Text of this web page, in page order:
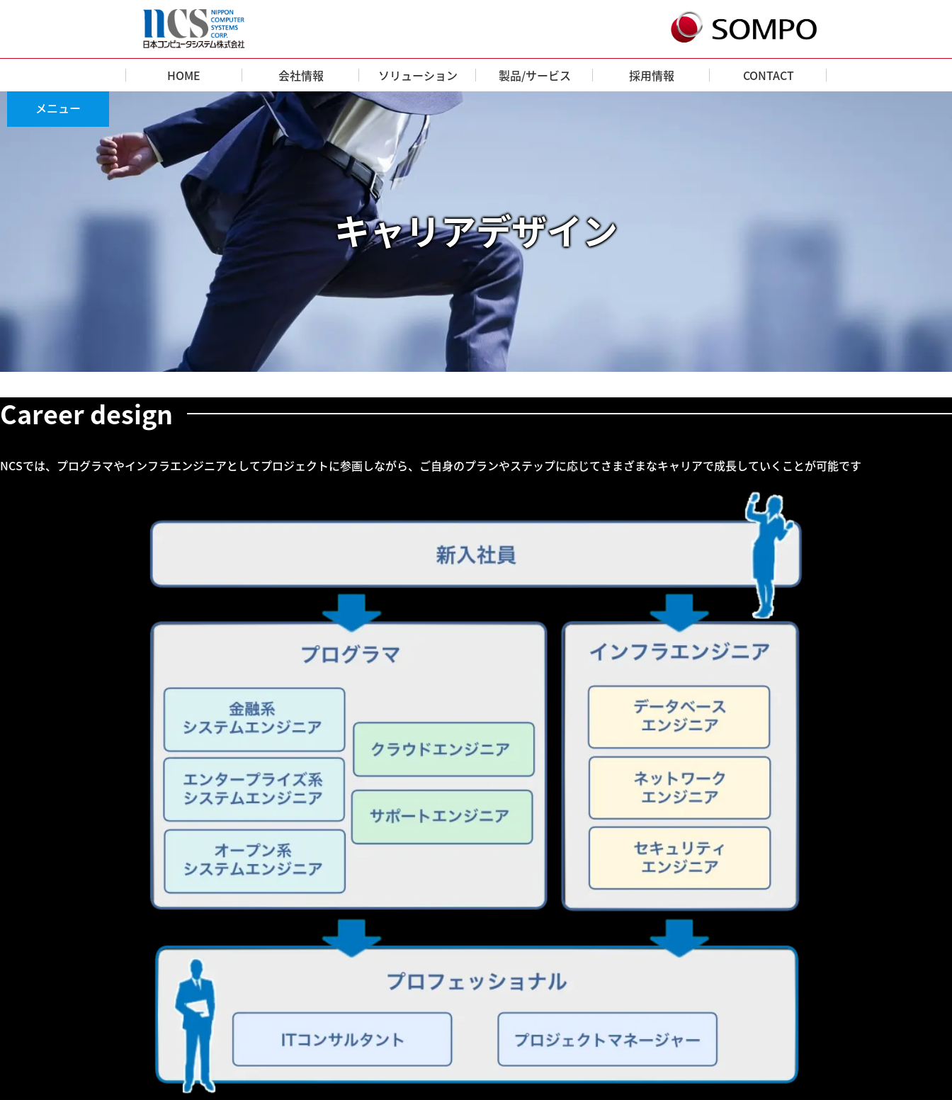
HOME 会社情報 ソリューション 製品/サービス 採用情報 CONTACT
TOP キャリアデザイン
キャリアデザイン
メニュー
Career design
NCSでは、プログラマやインフラエンジニアとしてプロジェクトに参画しながら、ご自身のプランやステップに応じてさまざまなキャリアで成長していくことが可能です